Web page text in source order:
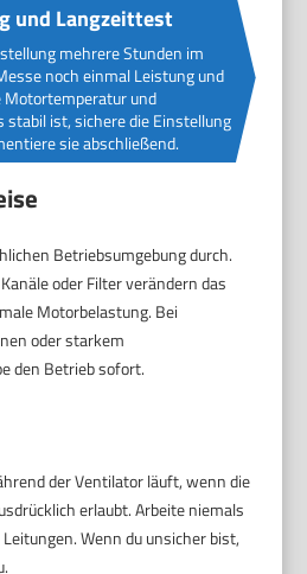
und Langzeittest
mehrere Stunden im
noch einmal Leistung und
Motortemperatur und
stabil ist, sichere die Einstellung
sie abschließend.
Betriebsumgebung durch.
oder Filter verändern das
Motorbelastung. Bei
oder starkem
den Betrieb sofort.
der Ventilator läuft, wenn die
erlaubt. Arbeite niemals
Wenn du unsicher bist,